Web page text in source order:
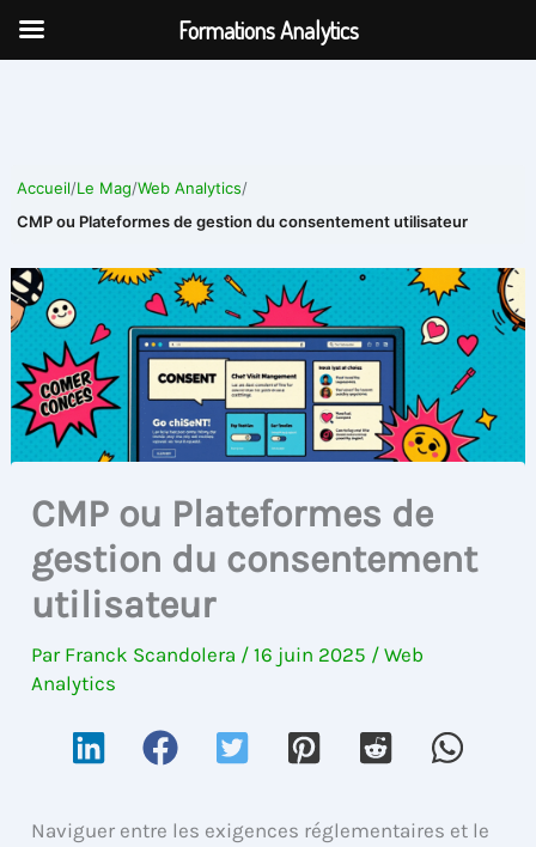
Aller
Accueil/Le Mag/Web Analytics/
CMP ou Plateformes de gestion du consentement utilisateur
CMP ou Plateformes de
gestion du consentement
utilisateur
Par Franck Scandolera /16 juin 2025 /Web
Analytics
Naviguer entre les exigences réglementaires et le
Formations Analytics